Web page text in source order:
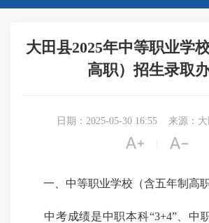
大田县2025年中等职业学
高职）招生录取
日期：2025-05-30 16:55 来源：
 
一、中等职业学校（含五年制高
中考成绩是中职本科“3+4”、中